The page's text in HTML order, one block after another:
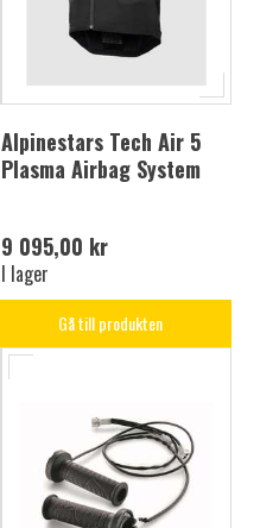
Alpinestars Tech Air 5
Plasma Airbag System
9 095,00 kr
I lager
Gå till produkten